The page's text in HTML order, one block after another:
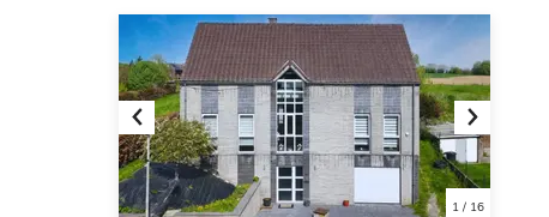
Previous Next
1/ 16